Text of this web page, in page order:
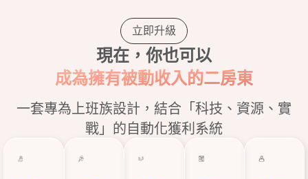
立即升級
現在，你也可以
成為擁有被動收入的二房東
一套專為上班族設計，結合「科技、資源、實
戰」的自動化獲利系統